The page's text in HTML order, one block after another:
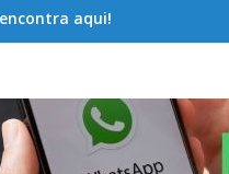
aqui!